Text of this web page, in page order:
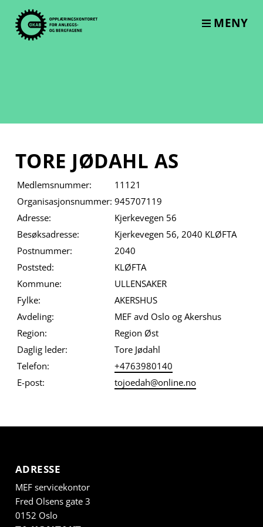
content
MENY
TORE JØDAHL AS
Medlemsnummer:
11121
Organisasjonsnummer: 945707119
Adresse:
Kjerkevegen 56
Besøksadresse:
Kjerkevegen 56, 2040 KLØFTA
Postnummer:
2040
Poststed:
KLØFTA
Kommune:
ULLENSAKER
Fylke:
AKERSHUS
Avdeling:
MEF avd Oslo og Akershus
Region:
Region Øst
Daglig leder:
Tore Jødahl
Telefon:
+4763980140
E-post:
tojoedah@online.no
ADRESSE
MEF servicekontor
Fred Olsens gate 3
0152 Oslo